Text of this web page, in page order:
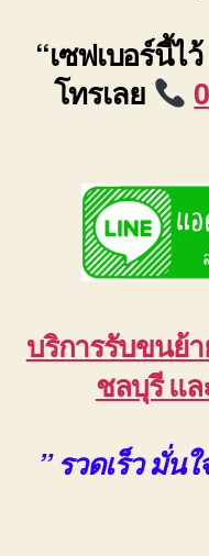
“เซฟเบอร์นี้ไ
โทรเลย
บริการรับขนย้
ชลบุรี แล
” รวดเร็ว มั่น